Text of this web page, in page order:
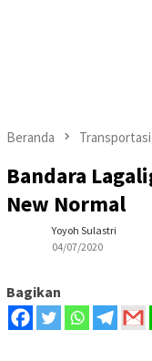
Beranda Transportasi
Bandara
New Normal
Yoyoh Sulastri
04/07/2020
Bagikan